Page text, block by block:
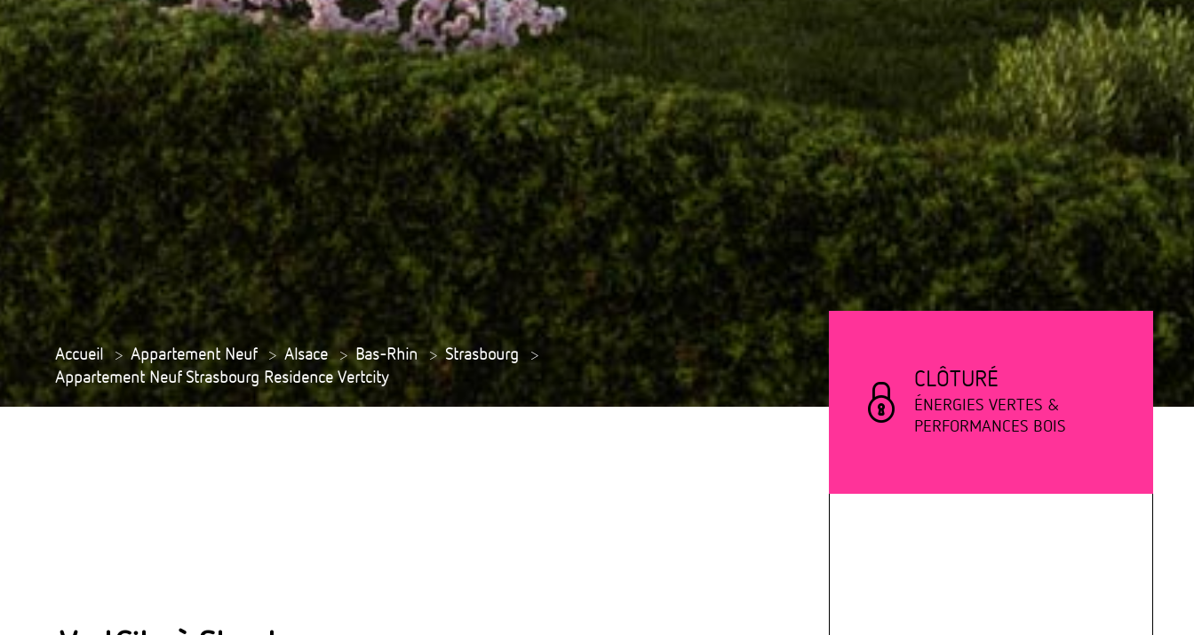
Accueil > Appartement Neuf > Alsace > Bas-Rhin > Strasbourg
>
Appartement Neuf Strasbourg Residence Vertcity
CLÔTURÉ
ÉNERGIES VERTES &
PERFORMANCES BOIS